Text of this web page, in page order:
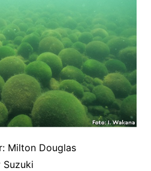
Milton Douglas
Suzuki